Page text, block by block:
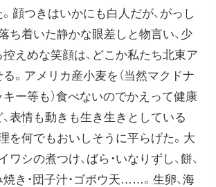
顔つきはいかにも白人だが、がっし
ち着いた静かな眼差しと物言い、少
えめな笑顔は、どこか私たち北東ア
。アメリカ産小麦を（当然マクドナ
ー等も）食べないのでかえって健康
表情も動きも生き生きとしている
を何でもおいしそうに平らげた。大
ワシの煮つけ、ばら・いなりずし、餅、
き・団子汁・ゴボウ天……。生卵、海